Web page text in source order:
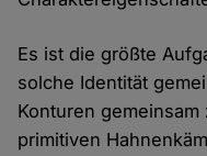
Es ist die größte
solche Identität
Konturen
primitiven